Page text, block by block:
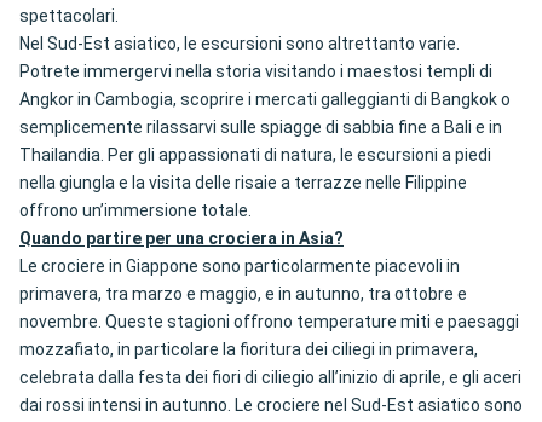
spettacolari.
Nel Sud-Est asiatico, le escursioni sono altrettanto varie.
Potrete immergervi nella storia visitando i maestosi templi di
Angkor in Cambogia, scoprire i mercati galleggianti di Bangkok o
semplicemente rilassarvi sulle spiagge di sabbia fine a Bali e in
Thailandia. Per gli appassionati di natura, le escursioni a piedi
nella giungla e la visita delle risaie a terrazze nelle Filippine
offrono un’immersione totale.
Quando partire per una crociera in Asia?
Le crociere in Giappone sono particolarmente piacevoli in
primavera, tra marzo e maggio, e in autunno, tra ottobre e
novembre. Queste stagioni offrono temperature miti e paesaggi
mozzafiato, in particolare la fioritura dei ciliegi in primavera,
celebrata dalla festa dei fiori di ciliegio all’inizio di aprile, e gli aceri
dai rossi intensi in autunno. Le crociere nel Sud-Est asiatico sono